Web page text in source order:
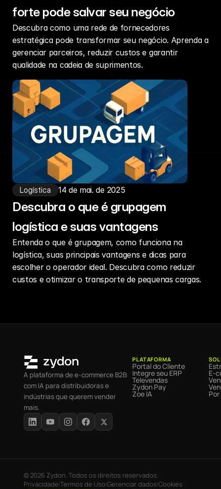
forte pode salvar seu negócio
Descubra como uma rede de fornecedores
estratégica pode transformar seu negócio. Aprenda a
gerenciar parceiros, reduzir custos e garantir
qualidade na cadeia de suprimentos.
Logística 14 de mai. de 2025
Descubra o que é grupagem
logística e suas vantagens
Entenda o que é grupagem, como funciona na
logística, suas principais vantagens e dicas para
escolher o operador ideal. Descubra como reduzir
custos e otimizar o transporte de pequenas cargas.
A plataforma de e-commerce B2B
com IA para distribuidoras e
indústrias que querem vender
mais.
PLATAFORMA
Portal do Cliente
Integre seu ERP
Televendas
Zydon Pay
Zoe IA
E-
© 2026 Zydon. Todos os direitos reservados.
Privacidade|Termos de Uso|Gerenciar dados|Cookies